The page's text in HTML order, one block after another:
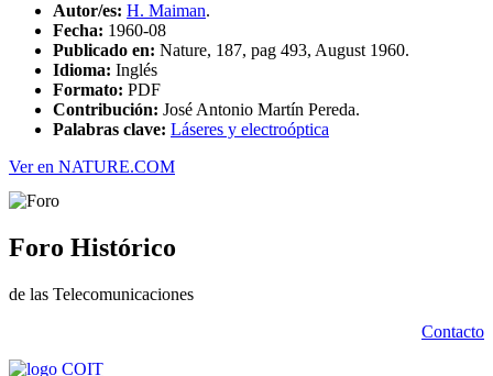
Autor/es: H. Maiman.
Fecha: 1960-08
Publicado en: Nature, 187, pag 493, August 1960.
Idioma: Inglés
Formato: PDF
Contribución: José Antonio Martín Pereda.
Palabras clave: Láseres y electroóptica
Ver en NATURE.COM
Foro Histórico
de las Telecomunicaciones
Contacto